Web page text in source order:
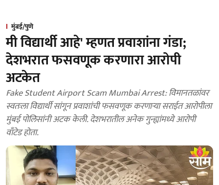
मुंबई/पुणे
मी विद्यार्थी आहे' म्हणत प्रवाशांना गंडा;
देशभरात फसवणूक करणारा आरोपी
अटकेत
Fake Student Airport Scam Mumbai Arrest: विमानतळांवर
स्वतःला विद्यार्थी सांगून प्रवाशांची फसवणूक करणाऱ्या सराईत आरोपीला
मुंबई पोलिसांनी अटक केली. देशभरातील अनेक गुन्ह्यांमध्ये आरोपी
वाँटेड होता.